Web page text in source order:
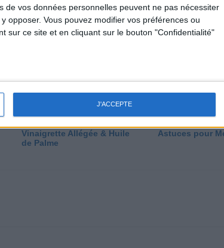
de vos données personnelles peuvent ne pas nécessiter
opposer. Vous pouvez modifier vos préférences ou
sur ce site et en cliquant sur le bouton "Confidentialité"
J'ACCEPTE
Vinaigrette Allégée & Huile
de Palme
Panga, Huile
Astuces pour